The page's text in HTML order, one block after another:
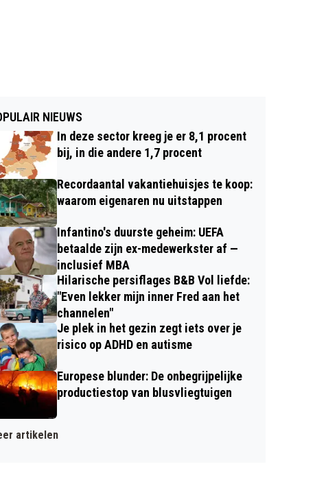
NIEUWS
In deze sector kreeg je er 8,1 procent
bij, in die andere 1,7 procent
Recordaantal vakantiehuisjes te koop:
waarom eigenaren nu uitstappen
Infantino's duurste geheim: UEFA
betaalde zijn ex-medewerkster af —
inclusief MBA
Hilarische persiflages B&B Vol liefde:
"Even lekker mijn inner Fred aan het
channelen"
Je plek in het gezin zegt iets over je
risico op ADHD en autisme
Europese blunder: De onbegrijpelijke
productiestop van blusvliegtuigen
artikelen